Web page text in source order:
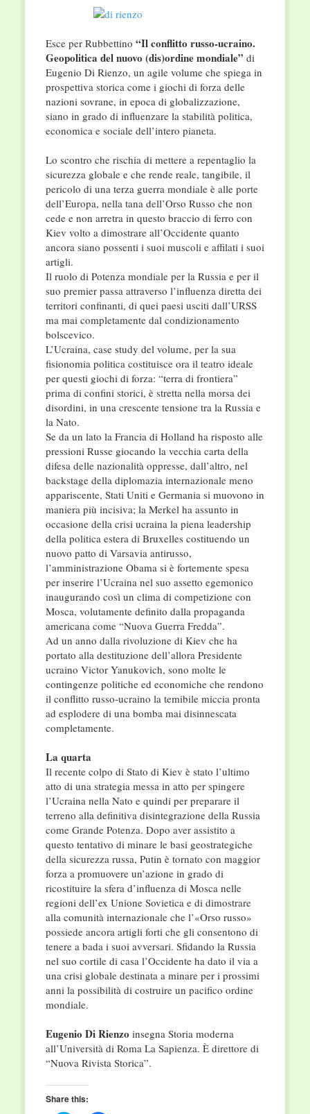
Esce per Rubbettino “Il conflitto russo-ucraino.
Geopolitica del nuovo (dis)ordine mondiale” di
Eugenio Di Rienzo, un agile volume che spiega in
prospettiva storica come i giochi di forza delle
nazioni sovrane, in epoca di globalizzazione,
siano in grado di influenzare la stabilità politica,
economica e sociale dell’intero pianeta.
Lo scontro che rischia di mettere a repentaglio la
sicurezza globale e che rende reale, tangibile, il
pericolo di una terza guerra mondiale è alle porte
dell’Europa, nella tana dell’Orso Russo che non
cede e non arretra in questo braccio di ferro con
Kiev volto a dimostrare all’Occidente quanto
ancora siano possenti i suoi muscoli e affilati i suoi
artigli.
Il ruolo di Potenza mondiale per la Russia e per il
suo premier passa attraverso l’influenza diretta dei
territori confinanti, di quei paesi usciti dall’URSS
ma mai completamente dal condizionamento
bolscevico.
L’Ucraina, case study del volume, per la sua
fisionomia politica costituisce ora il teatro ideale
per questi giochi di forza: “terra di frontiera”
prima di confini storici, è stretta nella morsa dei
disordini, in una crescente tensione tra la Russia e
la Nato.
Se da un lato la Francia di Holland ha risposto alle
pressioni Russe giocando la vecchia carta della
difesa delle nazionalità oppresse, dall’altro, nel
backstage della diplomazia internazionale meno
appariscente, Stati Uniti e Germania si muovono in
maniera più incisiva; la Merkel ha assunto in
occasione della crisi ucraina la piena leadership
della politica estera di Bruxelles costituendo un
nuovo patto di Varsavia antirusso,
l’amministrazione Obama si è fortemente spesa
per inserire l’Ucraina nel suo assetto egemonico
inaugurando così un clima di competizione con
Mosca, volutamente definito dalla propaganda
americana come “Nuova Guerra Fredda”.
Ad un anno dalla rivoluzione di Kiev che ha
portato alla destituzione dell’allora Presidente
ucraino Victor Yanukovich, sono molte le
contingenze politiche ed economiche che rendono
il conflitto russo-ucraino la temibile miccia pronta
ad esplodere di una bomba mai disinnescata
completamente.
La quarta
Il recente colpo di Stato di Kiev è stato l’ultimo
atto di una strategia messa in atto per spingere
l’Ucraina nella Nato e quindi per preparare il
terreno alla definitiva disintegrazione della Russia
come Grande Potenza. Dopo aver assistito a
questo tentativo di minare le basi geostrategiche
della sicurezza russa, Putin è tornato con maggior
forza a promuovere un’azione in grado di
ricostituire la sfera d’influenza di Mosca nelle
regioni dell’ex Unione Sovietica e di dimostrare
alla comunità internazionale che l’«Orso russo»
possiede ancora artigli forti che gli consentono di
tenere a bada i suoi avversari. Sfidando la Russia
nel suo cortile di casa l’Occidente ha dato il via a
una crisi globale destinata a minare per i prossimi
anni la possibilità di costruire un pacifico ordine
mondiale.
Eugenio Di Rienzo insegna Storia moderna
all’Università di Roma La Sapienza. È direttore di
“Nuova Rivista Storica”.
Share this: